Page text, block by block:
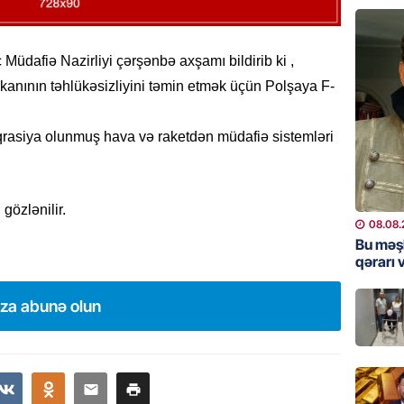
Nazirliyi çərşənbə axşamı bildirib ki ,
təhlükəsizliyini təmin etmək üçün Polşaya F-
olunmuş hava və raketdən müdafiə sistemləri
gözlənilir.
abunə olun
MANŞET
Video
BANNER
Məsud
MANŞET
Nikol
ZƏNG
Bu
qərarı